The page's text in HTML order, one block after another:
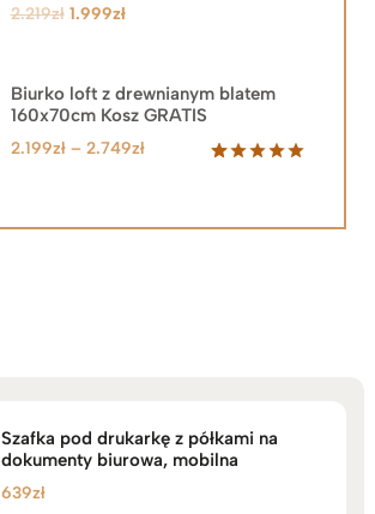
2.219zł Pierwotna
2.219zł.
1.999złAktualna
1.999zł.
Biurko loft z drewnianym blatem
160x70cm Kosz GRATIS
2.199zł – 2.749złZakres
2.199zł
Szafka pod drukarkę z półkami na
dokumenty biurowa, mobilna
639zł